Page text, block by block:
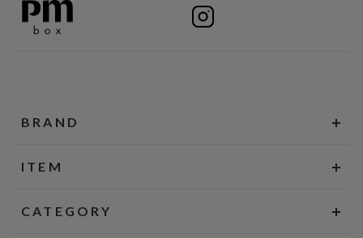
BRAND
ITEM
CATEGORY